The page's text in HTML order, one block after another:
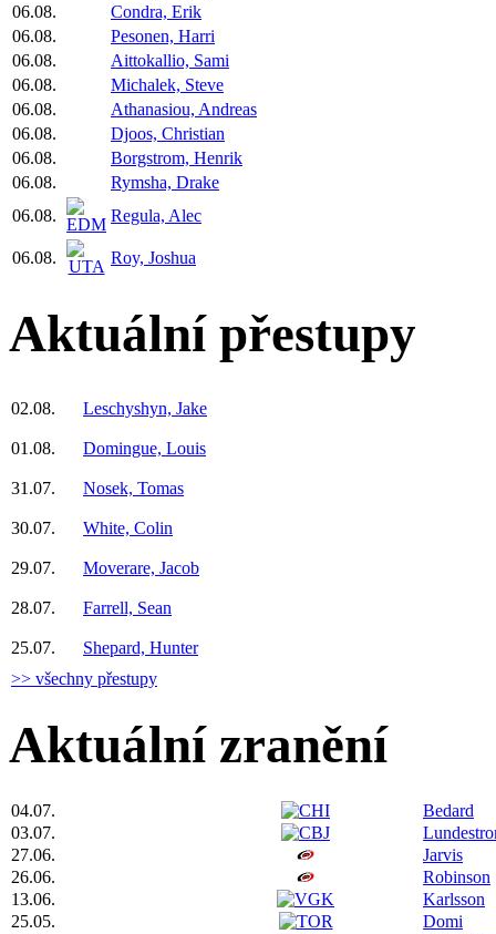
06.08.
Condra, Erik
06.08.
Pesonen, Harri
06.08.
Aittokallio, Sami
06.08.
Michalek, Steve
06.08.
Athanasiou, Andreas
06.08.
Djoos, Christian
06.08.
Borgstrom, Henrik
06.08.
Rymsha, Drake
06.08.
Regula, Alec
06.08. Roy, Joshua
Aktuální přestupy
02.08. Leschyshyn, Jake
01.08. Domingue, Louis
31.07. Nosek, Tomas
30.07. White, Colin
29.07. Moverare, Jacob
28.07. Farrell, Sean
25.07.
Shepard, Hunter
>> všechny přestupy
Aktuální zranění
04.07.
Bedard
03.07.
27.06.
Jarvis
26.06.
Robinson
13.06.
Karlsson
25.05.
Domi